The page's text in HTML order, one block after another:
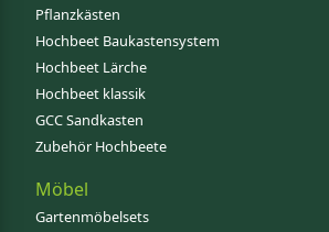
Pflanzkästen
Hochbeet Baukastensystem
Hochbeet Lärche
Hochbeet klassik
GCC Sandkasten
Zubehör Hochbeete
Möbel
Gartenmöbelsets